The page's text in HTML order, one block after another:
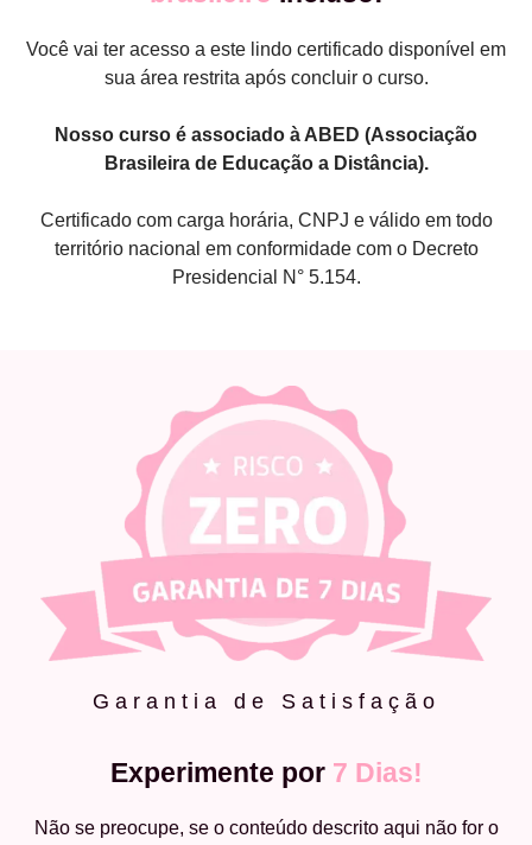
Você vai ter acesso a este lindo certificado disponível em
sua área restrita após concluir o curso.
Nosso curso é associado à ABED (Associação
Brasileira de Educação a Distância).
Certificado com carga horária, CNPJ e válido em todo
território nacional em conformidade com o Decreto
Presidencial N° 5.154.
Garantia de Satisfação
Experimente por 7 Dias!
Não se preocupe, se o conteúdo descrito aqui não for o